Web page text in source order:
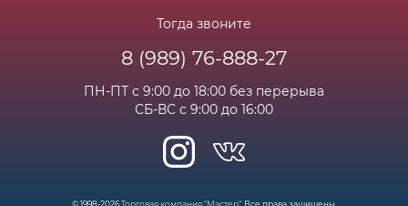
Часто задаваемые вопросы
Тогда звоните
8 (989) 76-888-27
ПН-ПТ с 9:00 до 18:00 без перерыва
СБ-ВС с 9:00 до 16:00
© 1998-2026Торговая компания "Мастер". Все права защищены.